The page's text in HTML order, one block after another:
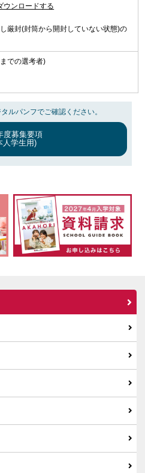
ウンロードする
厳封(封筒から開封していない状態)の
での選考者)
ルパンフでご確認ください。
度募集要項
人学生用)